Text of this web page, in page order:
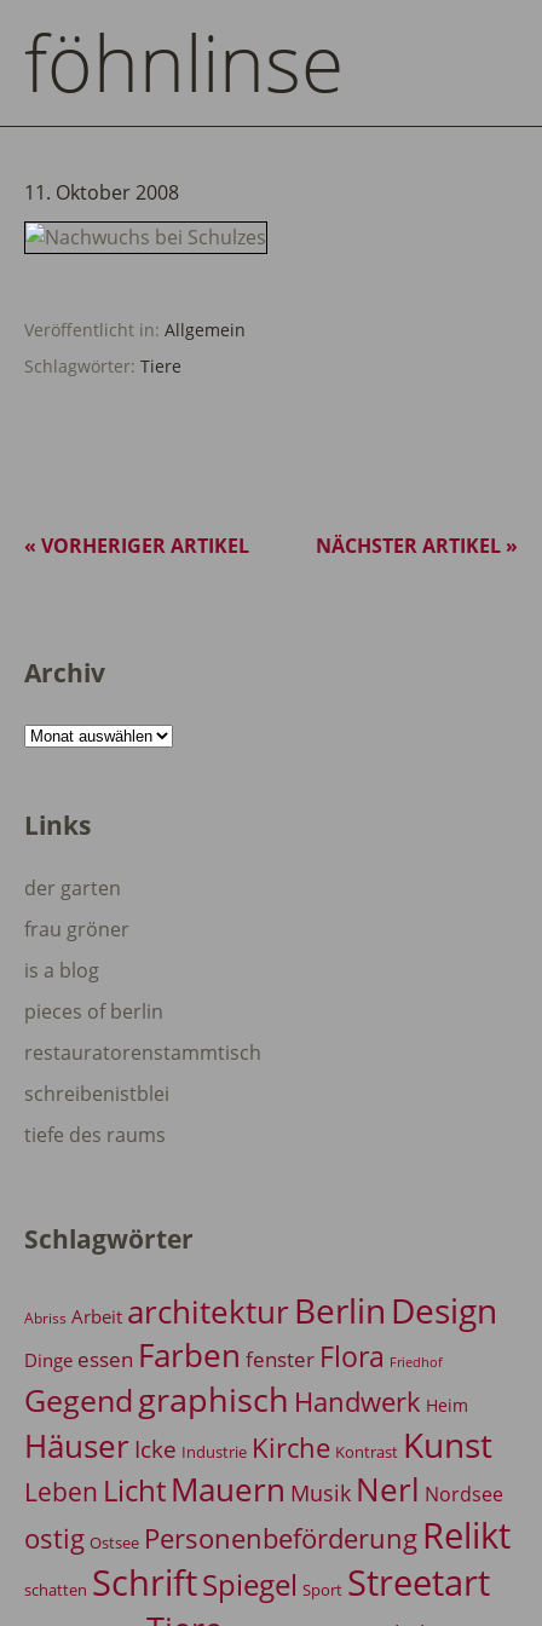
föhnlinse
11. Oktober 2008
Veröffentlicht in: Allgemein
Schlagwörter: Tiere
NÄCHSTER ARTIKEL »
« VORHERIGER ARTIKEL
Archiv
Archiv
Links
der garten
frau gröner
is a blog
pieces of berlin
restauratorenstammtisch
schreibenistblei
tiefe des raums
Schlagwörter
Abriss Arbeit architekturBerlin Design
Dinge essen Farben fenster Flora Friedhof
Gegendgraphisch Handwerk Heim
Häuser Icke Industrie Kirche Kontrast Kunst
Leben LichtMauern Musik Nerl Nordsee
ostig Ostsee Personenbeförderung Relikt
schatten SchriftSpiegel Sport Streetart